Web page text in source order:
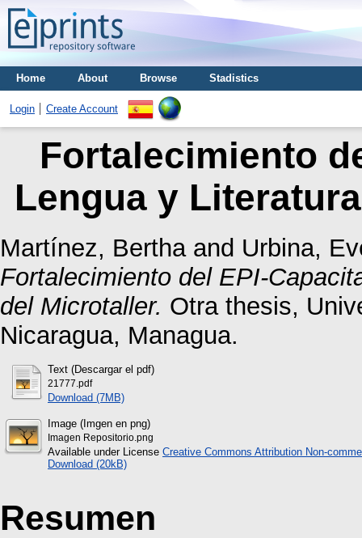
Home About Browse Stadistics
Login Create Account
Fortalecimiento
Lengua y
Martínez, Berthaand Urbina,
Fortalecimiento del EPI-
del Microtaller. Otra thesis,
Nicaragua, Managua.
Text (Descargar el pdf)
21777.pdf
Download (7MB)
Image (Imgen en png)
Imagen Repositorio.png
Available under License Creative Commons Attribution Non-
Download (20kB)
Resumen